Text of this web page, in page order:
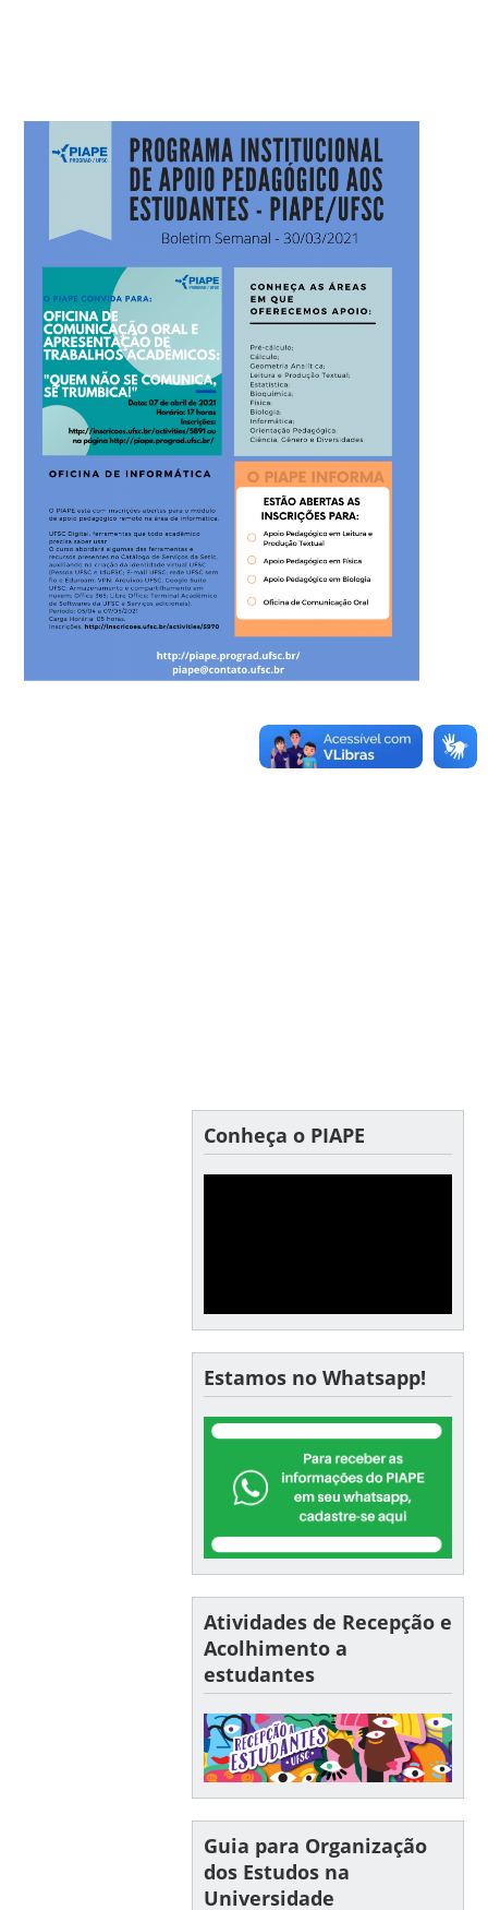
Conheça o PIAPE
Estamos no Whatsapp!
Atividades de Recepção e
Acolhimento a
estudantes
Guia para Organização
dos Estudos na
Universidade